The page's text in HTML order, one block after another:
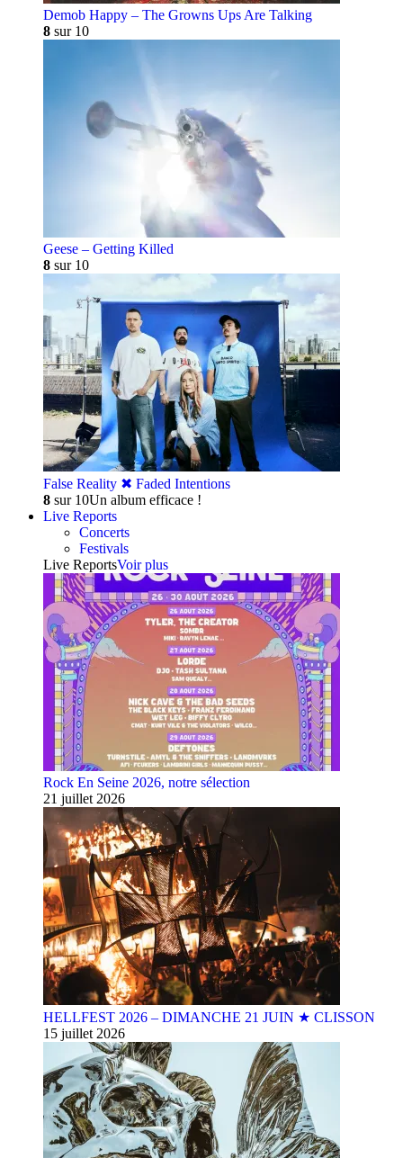
Demob Happy – The Growns Ups Are Talking
8 sur 10
Geese – Getting Killed
8 sur 10
False Reality ✖︎ Faded Intentions
8 sur 10Un album efficace !
Live Reports
Concerts
Festivals
Live ReportsVoir plus
Rock En Seine 2026, notre sélection
21 juillet 2026
HELLFEST 2026 – DIMANCHE 21 JUIN ★ CLISSON
15 juillet 2026